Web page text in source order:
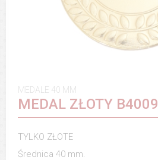
MEDALE 40 MM
MEDAL ZŁOTY B4009
TYLKO ZŁOTE
Średnica 40 mm.